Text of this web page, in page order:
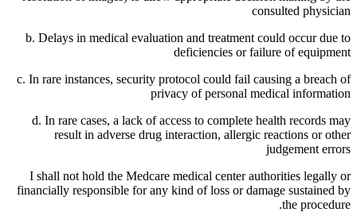
consulted physician
b. Delays in medical evaluation and treatment could occur due to
deficiencies or failure of equipment
c. In rare instances, security protocol could fail causing a breach of
privacy of personal medical information
d. In rare cases, a lack of access to complete health records may
result in adverse drug interaction, allergic reactions or other
judgement errors
I shall not hold the Medcare medical center authorities legally or
financially responsible for any kind of loss or damage sustained by
the procedure.